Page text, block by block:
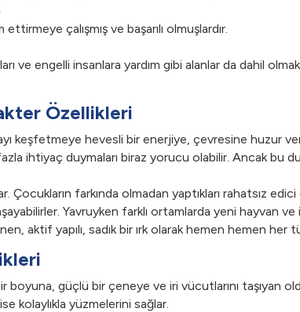
çalışmış ve başarılı olmuşlardır.
ve engelli insanlara yardım gibi alanlar da dahil
Özellikleri
keşfetmeye hevesli bir enerjiye, çevresine huzur
ihtiyaç duymaları biraz yorucu olabilir. Ancak bu
Çocukların farkında olmadan yaptıkları rahatsız
Yavruyken farklı ortamlarda yeni hayvan
aktif yapılı, sadık bir ırk olarak hemen hemen her
güçlü bir çeneye ve iri vücutlarını taşıyan
kolaylıkla yüzmelerini sağlar.